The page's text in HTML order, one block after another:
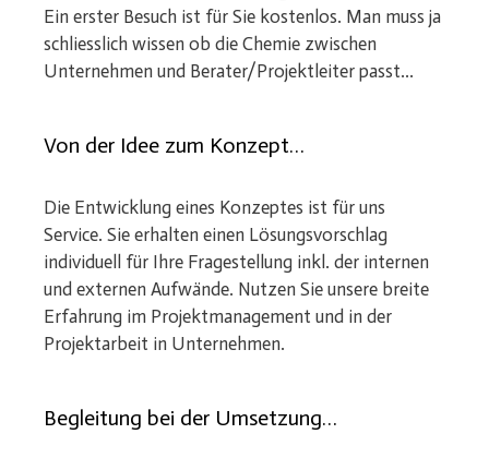
Ein erster Besuch ist für Sie kostenlos. Man muss ja
schliesslich wissen ob die Chemie zwischen
Unternehmen und Berater/Projektleiter passt...
Von der Idee zum Konzept…
Die Entwicklung eines Konzeptes ist für uns
Service. Sie erhalten einen Lösungsvorschlag
individuell für Ihre Fragestellung inkl. der internen
und externen Aufwände. Nutzen Sie unsere breite
Erfahrung im Projektmanagement und in der
Projektarbeit in Unternehmen.
Begleitung bei der Umsetzung…